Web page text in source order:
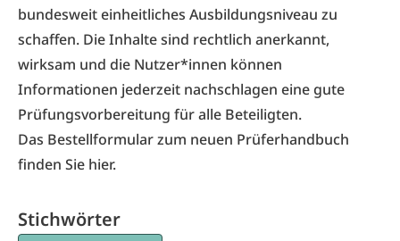
bundesweit einheitliches Ausbildungsniveau zu
schaffen. Die Inhalte sind rechtlich anerkannt,
wirksam und die Nutzer*innen können
Informationen jederzeit nachschlagen eine gute
Prüfungsvorbereitung für alle Beteiligten.
Das Bestellformular zum neuen Prüferhandbuch
finden Sie hier.
Stichwörter